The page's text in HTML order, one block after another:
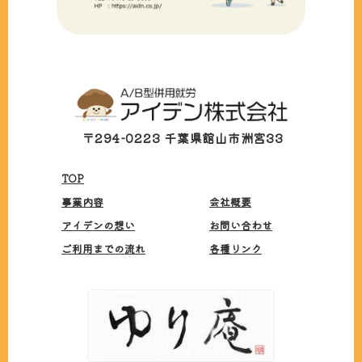
〒294-0223 千葉県館山市洲宮33
TOP
事業内容
アイデンの想い
ご利用までの流れ
会社概要
お問い合わせ
各種リンク